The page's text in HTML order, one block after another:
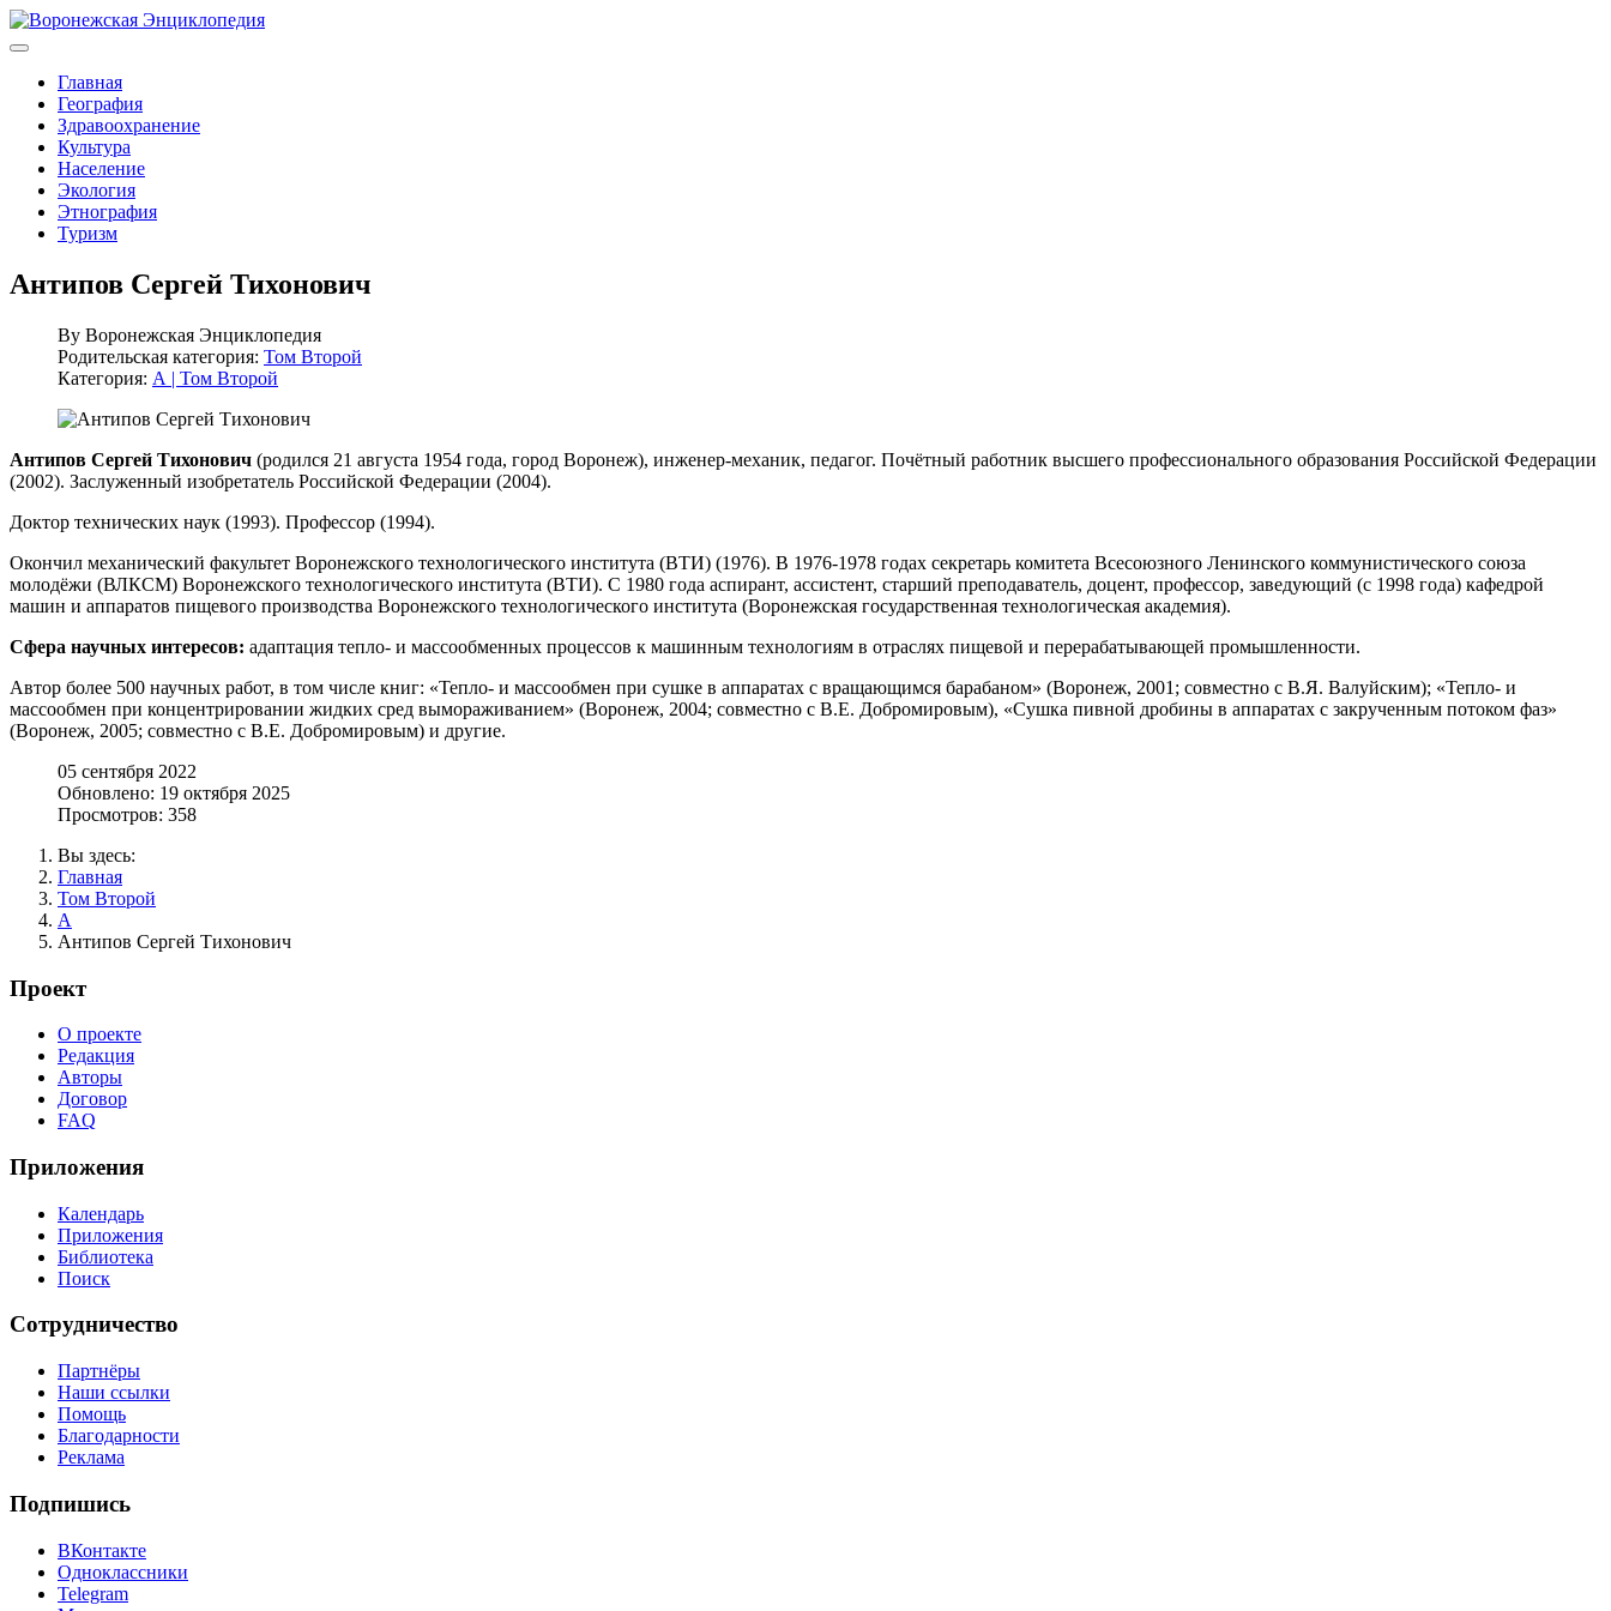
Главная
География
Здравоохранение
Культура
Население
Экология
Этнография
Туризм
Антипов Сергей Тихонович
By Воронежская Энциклопедия
Родительская категория: Том Второй
Категория: А | Том Второй
Антипов Сергей Тихонович (родился 21 августа 1954 года, город Воронеж), инженер-механик, педагог. Почётный работник высшего профессионального образования Российской Федерации
(2002). Заслуженный изобретатель Российской Федерации (2004).
Доктор технических наук (1993). Профессор (1994).
Окончил механический факультет Воронежского технологического института (ВТИ) (1976). В 1976-1978 годах секретарь комитета Всесоюзного Ленинского коммунистического союза
молодёжи (ВЛКСМ) Воронежского технологического института (ВТИ). С 1980 года аспирант, ассистент, старший преподаватель, доцент, профессор, заведующий (с 1998 года) кафедрой
машин и аппаратов пищевого производства Воронежского технологического института (Воронежская государственная технологическая академия).
Сфера научных интересов: адаптация тепло- и массообменных процессов к машинным технологиям в отраслях пищевой и перерабатывающей промышленности.
Автор более 500 научных работ, в том числе книг: «Тепло- и массообмен при сушке в аппаратах с вращающимся барабаном» (Воронеж, 2001; совместно с В.Я. Валуйским); «Тепло- и
массообмен при концентрировании жидких сред вымораживанием» (Воронеж, 2004; совместно с В.Е. Добромировым), «Сушка пивной дробины в аппаратах с закрученным потоком фаз»
(Воронеж, 2005; совместно с В.Е. Добромировым) и другие.
05 сентября 2022
Обновлено: 19 октября 2025
Просмотров: 358
Вы здесь:
Главная
Том Второй
А
Антипов Сергей Тихонович
Проект
О проекте
Редакция
Авторы
Договор
FAQ
Приложения
Календарь
Приложения
Библиотека
Поиск
Сотрудничество
Партнёры
Наши ссылки
Помощь
Благодарности
Реклама
Подпишись
ВКонтакте
Одноклассники
Telegram